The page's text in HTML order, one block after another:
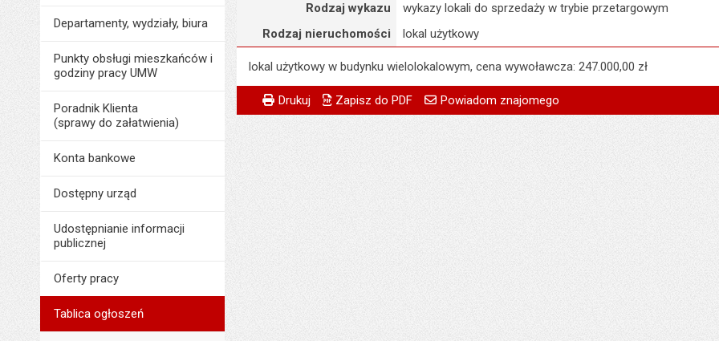
Departamenty, wydziały, biura
Punkty obsługi mieszkańców i
godziny pracy UMW
Poradnik Klienta
(sprawy do załatwienia)
Konta bankowe
Dostępny urząd
Udostępnianie informacji
publicznej
Oferty pracy
Tablica ogłoszeń
Rodzaj wykazu
wykazy lokali do sprzedaży w trybie przetargowym
Rodzaj nieruchomości
lokal użytkowy
lokal użytkowy w budynku wielolokalowym, cena wywoławcza: 247.000,00 zł
Metryczka
Odpowiedzialny za treść:
Monika Drobyszewska
Powiadom znajomego Powiadom znajomego
Twoje imię i nazwiskoPole wymagane
Drukuj Zapisz do PDF Powiadom znajomego